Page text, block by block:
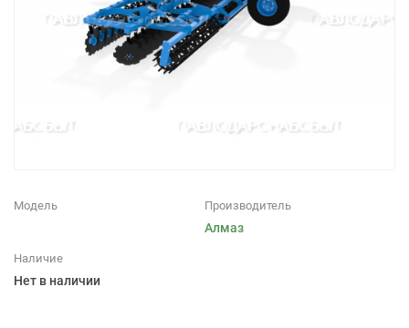
Модель Производитель
Алмаз
Наличие
Нет в наличии